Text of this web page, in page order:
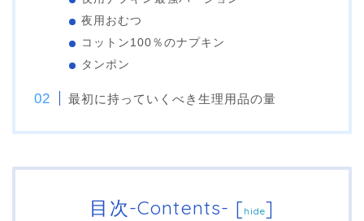
夜用おむつ
コットン100％のナプキン
タンポン
最初に持っていくべき生理用品の量
目次-Contents- [hide]